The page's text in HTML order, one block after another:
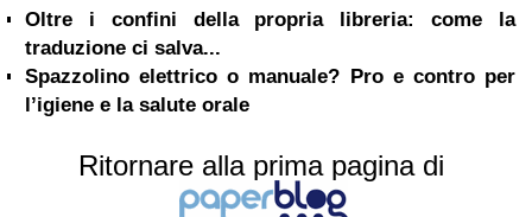
Oltre i confini della propria libreria: come la
traduzione ci salva...
Spazzolino elettrico o manuale? Pro e contro per
l’igiene e la salute orale
Ritornare alla prima pagina di